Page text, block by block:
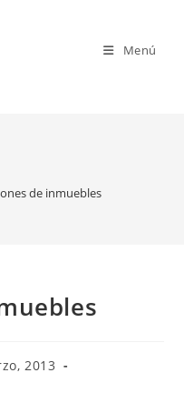
Menú
de inmuebles
2013